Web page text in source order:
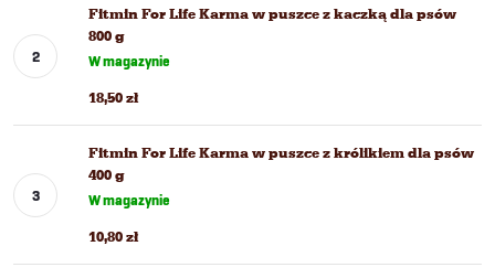
Fitmin For Life Karma w puszce z kaczką dla psów
800 g
W magazynie
18,50 zł
Fitmin For Life Karma w puszce z królikiem dla psów
400 g
W magazynie
10,80 zł